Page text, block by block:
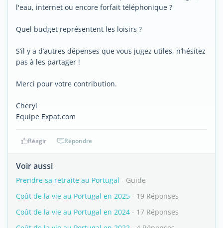
l'eau, internet ou encore forfait téléphonique ?
Quel budget représentent les loisirs ?
S’il y a d’autres dépenses que vous jugez utiles, n’hésitez
pas à les partager !
Merci pour votre contribution.
Cheryl
Equipe Expat.com
Réagir Répondre
Voir aussi
Prendre sa retraite au Portugal - Guide
Coût de la vie au Portugal en 2025 - 19 Réponses
Coût de la vie au Portugal en 2024 - 17 Réponses